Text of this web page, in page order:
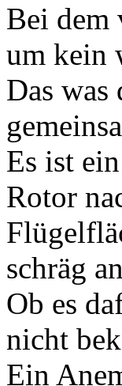
Bei dem
um kein
Das was
Es ist
Rotor
schräg
Ob es
nicht
Ein